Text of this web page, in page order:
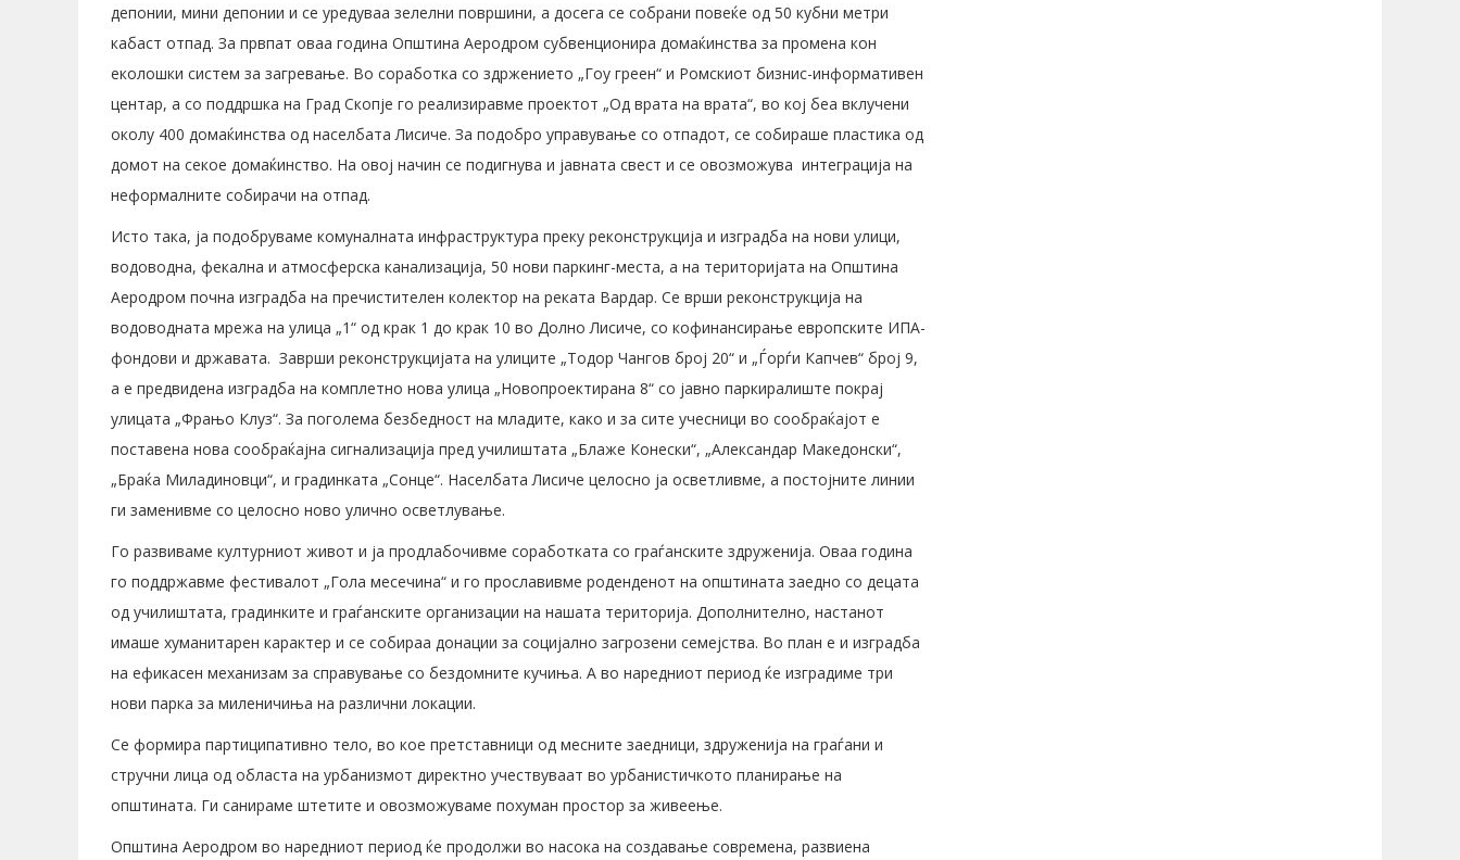
депонии, мини депонии и се уредуваа зелелни површини, а досега се собрани повеќе од 50 кубни метри
кабаст отпад. За првпат оваа година Општина Аеродром субвенционира домаќинства за промена кон
еколошки систем за загревање. Во соработка со здржението „Гоу греен“ и Ромскиот бизнис-информативен
центар, а со поддршка на Град Скопје го реализиравме проектот „Од врата на врата“, во кој беа вклучени
околу 400 домаќинства од населбата Лисиче. За подобро управување со отпадот, се собираше пластика од
домот на секое домаќинство. На овој начин се подигнува и јавната свест и се овозможува интеграција на
неформалните собирачи на отпад.
Исто така, ја подобруваме комуналната инфраструктура преку реконструкција и изградба на нови улици,
водоводна, фекална и атмосферска канализација, 50 нови паркинг-места, а на територијата на Општина
Аеродром почна изградба на пречистителен колектор на реката Вардар. Се врши реконструкција на
водоводната мрежа на улица „1“ од крак 1 до крак 10 во Долно Лисиче, со кофинансирање европските ИПА-
фондови и државата. Заврши реконструкцијата на улиците „Тодор Чангов број 20“ и „Ѓорѓи Капчев“ број 9,
а е предвидена изградба на комплетно нова улица „Новопроектирана 8“ со јавно паркиралиште покрај
улицата „Фрањо Клуз“. За поголема безбедност на младите, како и за сите учесници во сообраќајот е
поставена нова сообраќајна сигнализација пред училиштата „Блаже Конески“, „Александар Македонски“,
„Браќа Миладиновци“, и градинката „Сонце“. Населбата Лисиче целосно ја осветливме, a постојните линии
ги заменивме со целосно ново улично осветлување.
Го развиваме културниот живот и ја продлабочивме соработката со граѓанските здруженија. Оваа година
го поддржавме фестивалот „Гола месечина“ и го прославивме роденденот на општината заедно со децата
од училиштата, градинките и граѓанските организации на нашата територија. Дополнително, настанот
имаше хуманитарен карактер и се собираа донации за социјално загрозени семејства. Во план е и изградба
на ефикасен механизам за справување со бездомните кучиња. А во наредниот период ќе изградиме три
нови парка за миленичиња на различни локации.
Се формира партиципативно тело, во кое претставници од месните заедници, здруженија на граѓани и
стручни лица од областа на урбанизмот директно учествуваат во урбанистичкото планирање на
општината. Ги санираме штетите и овозможуваме похуман простор за живеење.
Општина Аеродром во наредниот период ќе продолжи во насока на создавање современа, развиена